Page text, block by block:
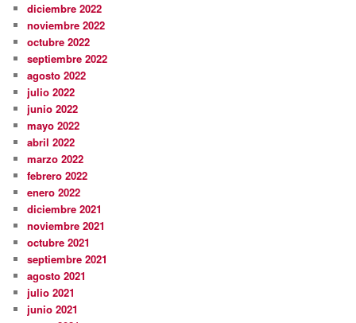
diciembre 2022
noviembre 2022
octubre 2022
septiembre 2022
agosto 2022
julio 2022
junio 2022
mayo 2022
abril 2022
marzo 2022
febrero 2022
enero 2022
diciembre 2021
noviembre 2021
octubre 2021
septiembre 2021
agosto 2021
julio 2021
junio 2021